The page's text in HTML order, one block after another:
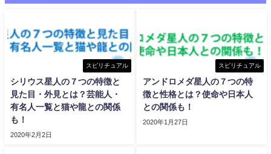
スピリチュアル
シリウス星人の７つの特徴と
見た目・外見とは？芸能人・
有名人一覧と猫や龍との関係
も！
2020年2月2日
スピリチュアル
アンドロメダ星人の７つの特
徴と性格とは？使命や日本人
との関係も！
2020年1月27日